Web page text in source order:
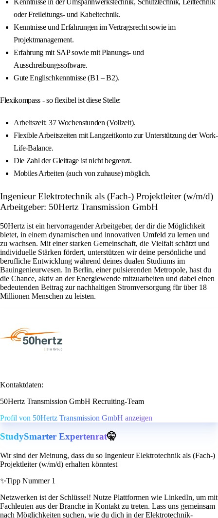
Kenntnisse in der Umspannwerkstechnik, Schutztechnik, Leittechnik
oder Freileitungs- und Kabeltechnik.
Kenntnisse und Erfahrungen im Vertragsrecht sowie im
Projektmanagement.
Erfahrung mit SAP sowie mit Planungs- und
Ausschreibungssoftware.
Gute Englischkenntnisse (B1 – B2).
Flexikompass - so flexibel ist diese Stelle:
Arbeitszeit: 37 Wochenstunden (Vollzeit).
Flexible Arbeitszeiten mit Langzeitkonto zur Unterstützung der Work-
Life-Balance.
Die Zahl der Gleittage ist nicht begrenzt.
Mobiles Arbeiten (auch von zuhause) möglich.
Ingenieur Elektrotechnik als (Fach-) Projektleiter (w/m/d)
Arbeitgeber: 50Hertz Transmission GmbH
50Hertz ist ein hervorragender Arbeitgeber, der dir die Möglichkeit
bietet, in einem dynamischen und innovativen Umfeld zu lernen und
zu wachsen. Mit einer starken Gemeinschaft, die Vielfalt schätzt und
individuelle Stärken fördert, unterstützen wir deine persönliche und
berufliche Entwicklung während deines dualen Studiums im
Bauingenieurwesen. In Berlin, einer pulsierenden Metropole, hast du
die Chance, aktiv an der Energiewende mitzuarbeiten und dabei einen
bedeutenden Beitrag zur nachhaltigen Stromversorgung für über 18
Millionen Menschen zu leisten.
Kontaktdaten:
50Hertz Transmission GmbH Recruiting-Team
Profil von 50Hertz Transmission GmbH anzeigen
StudySmarter Expertenrat🤫
Wir sind der Meinung, dass du so Ingenieur Elektrotechnik als (Fach-)
Projektleiter (w/m/d) erhalten könntest
✨Tipp Nummer 1
Netzwerken ist der Schlüssel! Nutze Plattformen wie LinkedIn, um mit
Fachleuten aus der Branche in Kontakt zu treten. Lass uns gemeinsam
nach Möglichkeiten suchen, wie du dich in der Elektrotechnik-